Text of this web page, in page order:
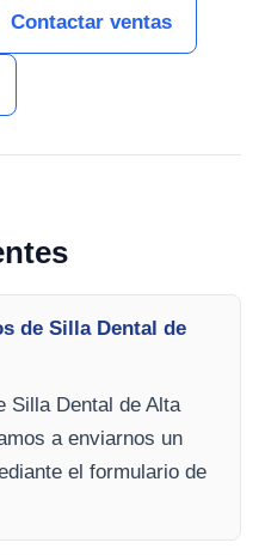
Contactar ventas
de Silla Dental de
Silla Dental de Alta
a enviarnos un
el formulario de